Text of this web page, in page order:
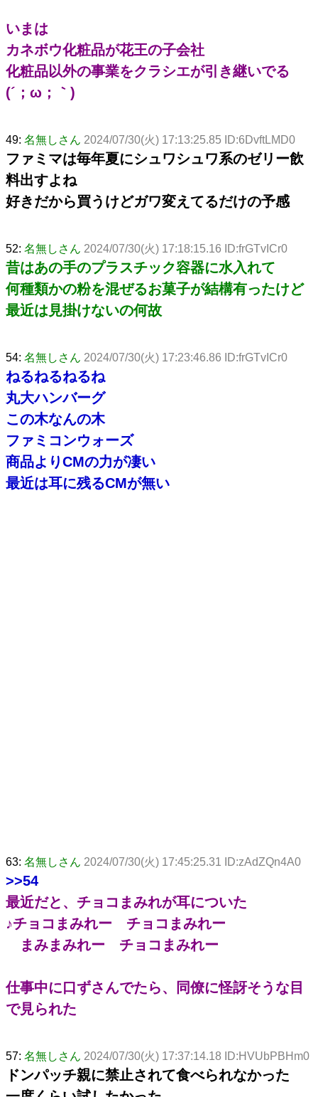
いまは
カネボウ化粧品が花王の子会社
化粧品以外の事業をクラシエが引き継いでる
(´；ω；｀)
49: 名無しさん 2024/07/30(火) 17:13:25.85 ID:6DvftLMD0
ファミマは毎年夏にシュワシュワ系のゼリー飲
料出すよね
好きだから買うけどガワ変えてるだけの予感
52: 名無しさん 2024/07/30(火) 17:18:15.16 ID:frGTvICr0
昔はあの手のプラスチック容器に水入れて
何種類かの粉を混ぜるお菓子が結構有ったけど
最近は見掛けないの何故
54: 名無しさん 2024/07/30(火) 17:23:46.86 ID:frGTvICr0
ねるねるねるね
丸大ハンバーグ
この木なんの木
ファミコンウォーズ
商品よりCMの力が凄い
最近は耳に残るCMが無い
63: 名無しさん 2024/07/30(火) 17:45:25.31 ID:zAdZQn4A0
>>54
最近だと、チョコまみれが耳についた
♪チョコまみれー チョコまみれー
まみまみれー チョコまみれー
仕事中に口ずさんでたら、同僚に怪訝そうな目
で見られた
57: 名無しさん 2024/07/30(火) 17:37:14.18 ID:HVUbPBHm0
ドンパッチ親に禁止されて食べられなかった